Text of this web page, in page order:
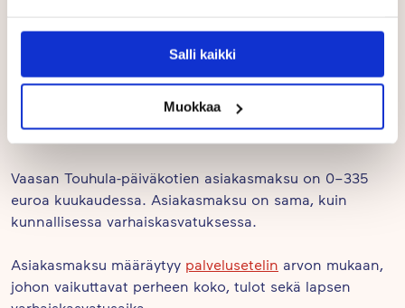
Salli kaikki
Muokkaa
of
Vaasan Touhula-päiväkotien asiakasmaksu on 0–335
euroa kuukaudessa. Asiakasmaksu on sama, kuin
kunnallisessa varhaiskasvatuksessa.
Asiakasmaksu määräytyy palvelusetelin arvon mukaan,
johon vaikuttavat perheen koko, tulot sekä lapsen